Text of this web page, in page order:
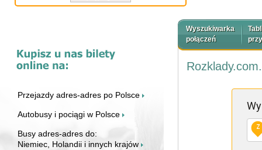
Przejazdy adres-adres po Polsce
Autobusy i pociągi w Polsce
Busy adres-adres do:
Niemiec, Holandii i innych krajów
Wyszukiwarka
połączeń
Z